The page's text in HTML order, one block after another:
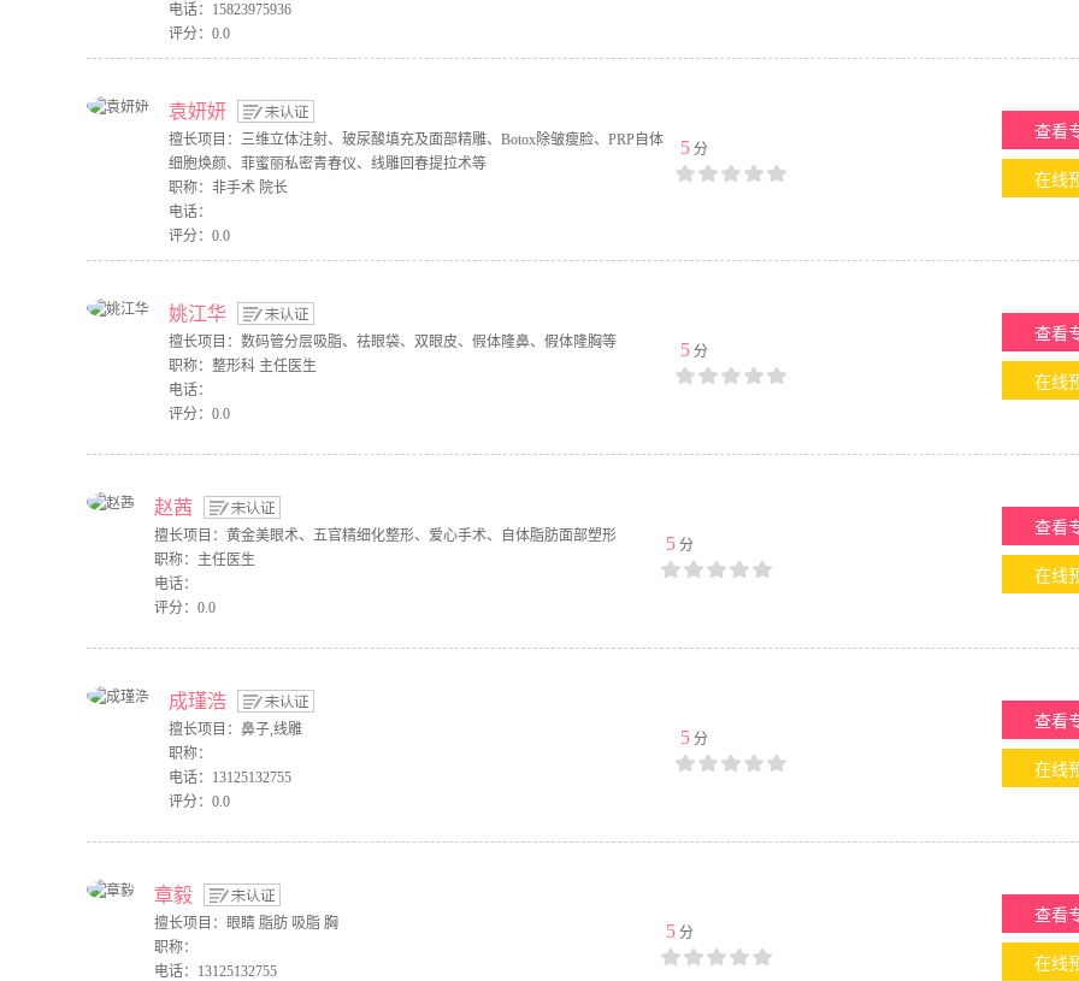
电话：15823975936
评分：0.0
袁妍妍
擅长项目：三维立体注射、玻尿酸填充及面部精雕、Botox除皱瘦脸、PRP自体
细胞焕颜、菲蜜丽私密青春仪、线雕回春提拉术等
职称：非手术 院长
电话：
评分：0.0
5 分
查看
在线
姚江华
擅长项目：数码管分层吸脂、祛眼袋、双眼皮、假体隆鼻、假体隆胸等
职称：整形科 主任医生
电话：
评分：0.0
5 分
查看
在线
赵茜
擅长项目：黄金美眼术、五官精细化整形、爱心手术、自体脂肪面部塑形
职称：主任医生
电话：
评分：0.0
5 分
查看
在线
成瑾浩
擅长项目：鼻子,线雕
职称：
电话：13125132755
评分：0.0
5 分
查看
在线
章毅
擅长项目：眼睛 脂肪 吸脂 胸
职称：
电话：13125132755
5 分
查看
在线